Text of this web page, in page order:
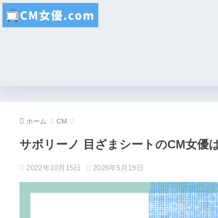
ホーム CM
サボリーノ 目ざまシートのCM女優
2022年10月15日 2026年5月19日